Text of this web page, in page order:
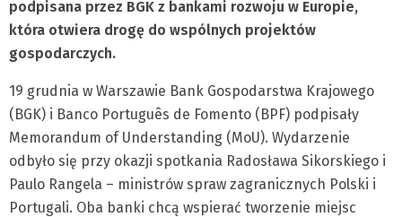
podpisana przez BGK z bankami rozwoju w Europie,
która otwiera drogę do wspólnych projektów
gospodarczych.
19 grudnia w Warszawie Bank Gospodarstwa Krajowego
(BGK) i Banco Português de Fomento (BPF) podpisały
Memorandum of Understanding (MoU). Wydarzenie
odbyło się przy okazji spotkania Radosława Sikorskiego i
Paulo Rangela – ministrów spraw zagranicznych Polski i
Portugali. Oba banki chcą wspierać tworzenie miejsc